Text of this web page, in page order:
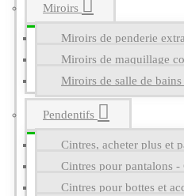
Miroirs
Miroirs de penderie
Miroirs de maquillage
Miroirs de salle de bains
Pendentifs
Cintres, acheter plus et
Cintres pour pantalons -
Cintres pour bottes et